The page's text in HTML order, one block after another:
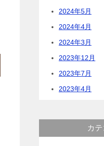
2024年5月
2024年4月
2024年3月
2023年12月
2023年7月
2023年4月
カ